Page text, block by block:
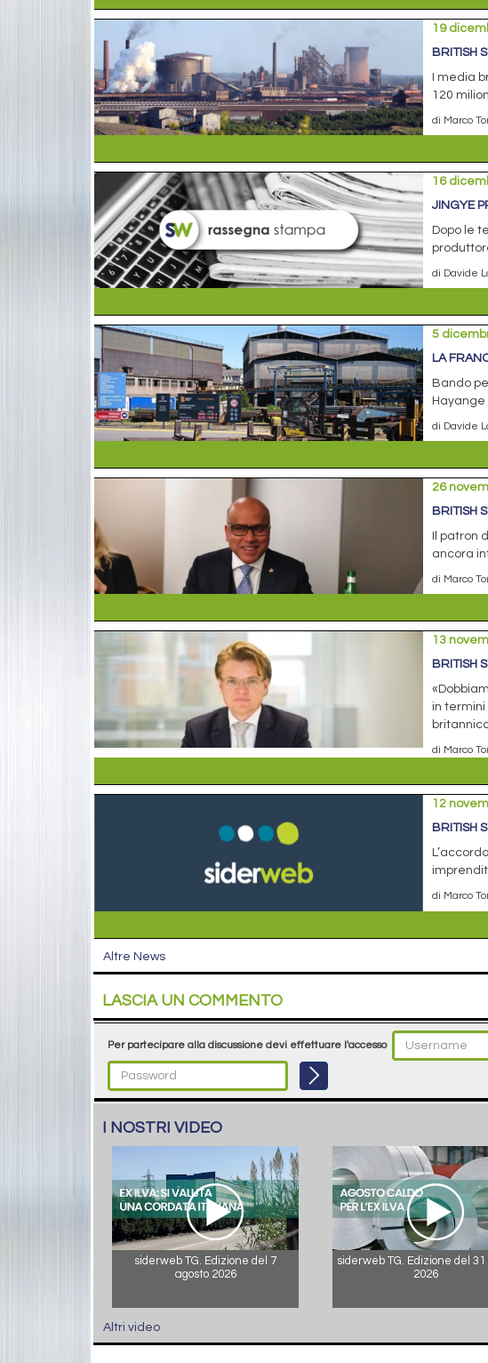
19
BRITISH
I media
120
di Marco
16
JINGYE
Dopo le
di Davide
5
LA
Bando
Hayange
di Davide
26
BRITISH
Il patron
ancora
di Marco
13
BRITISH
in
di Marco
12
BRITISH
di Marco
Altre News
LASCIA UN COMMENTO
Per partecipare alla discussione devi effettuare l'accesso
I NOSTRI VIDEO
siderweb TG. Edizione del 7
agosto 2026
siderweb TG. Edizione del 31
2026
Altri video